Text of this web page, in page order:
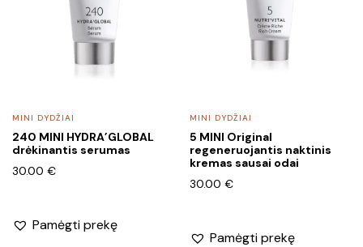
MINI DYDŽIAI
240 MINI HYDRA’GLOBAL
drėkinantis serumas
30.00 €
Pamėgti prekę
MINI DYDŽIAI
5 MINI Original
regeneruojantis naktinis
kremas sausai odai
30.00 €
Pamėgti prekę